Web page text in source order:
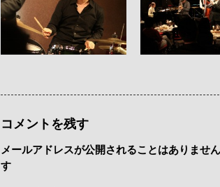
コメントを残す
メールアドレスが公開されることはありません
す